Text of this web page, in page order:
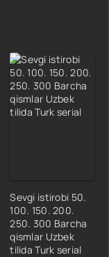
Sevgi istirobi 50.
100. 150. 200.
250. 300 Barcha
qismlar Uzbek
tilida Turk serial